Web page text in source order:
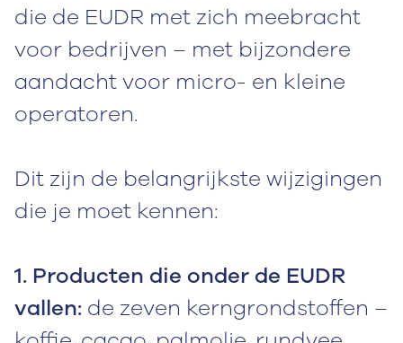
die de EUDR met zich meebracht
voor bedrijven – met bijzondere
aandacht voor micro- en kleine
operatoren.
Dit zijn de belangrijkste wijzigingen
die je moet kennen:
1. Producten die onder de EUDR
vallen: de zeven kerngrondstoffen –